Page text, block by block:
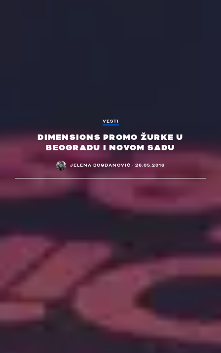
VESTI
DIMENSIONS PROMO ŽURKE U
BEOGRADU I NOVOM SADU
JELENA BOGDANOVIĆ · 26.05.2016